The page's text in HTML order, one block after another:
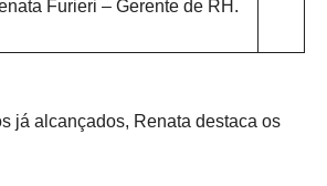
Furieri – Gerente de RH.
já alcançados, Renata destaca os